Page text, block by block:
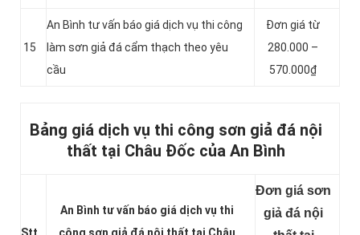
15
An Bình tư vấn báo giá dịch vụ thi công
làm sơn giả đá cẩm thạch theo yêu
cầu
Đơn giá từ
280.000 –
570.000₫
Bảng giá dịch vụ thi công sơn giả đá nội
thất tại Châu Đốc của An Bình
An Bình tư vấn báo giá dịch vụ thi
Đơn giá sơn
giả đá nội